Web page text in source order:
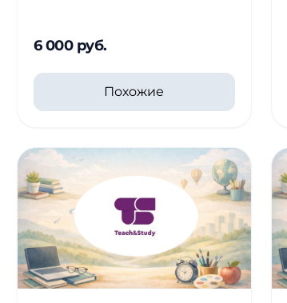
6 000 руб.
Похожие